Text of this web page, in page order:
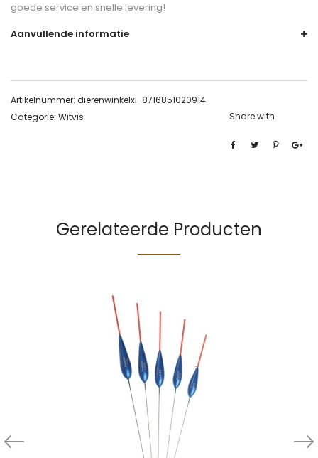
goede service en snelle levering!
Aanvullende informatie
Artikelnummer: dierenwinkelxl-8716851020914
Categorie: Witvis Share with
Gerelateerde Producten